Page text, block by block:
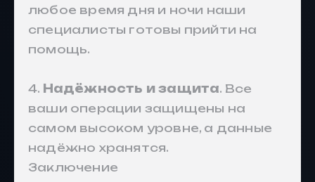
любое время дня и ночи наши
специалисты готовы прийти на
помощь.
4. Надёжность и защита. Все
ваши операции защищены на
самом высоком уровне, а данные
надёжно хранятся.
Заключение